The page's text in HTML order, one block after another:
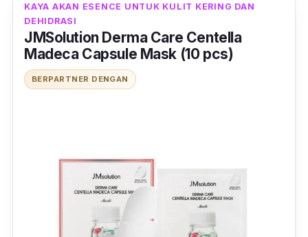
KAYA AKAN ESENCE UNTUK KULIT KERING DAN
DEHIDRASI
JMSolution Derma Care Centella
Madeca Capsule Mask (10 pcs)
BERPARTNER DENGAN